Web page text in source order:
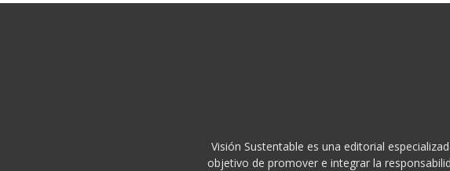
Visión Sustentable es una editorial
objetivo de promover e integrar la